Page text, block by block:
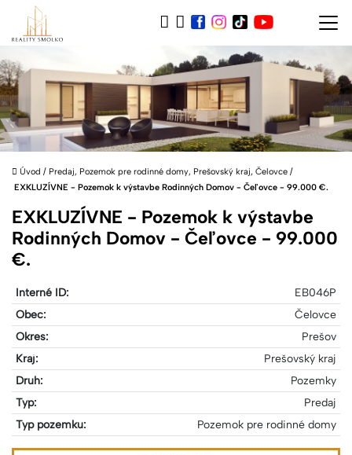
Úvod / Predaj, Pozemok pre rodinné domy, Prešovský kraj, Čelovce /
EXKLUZÍVNE - Pozemok k výstavbe Rodinných Domov - Čeľovce - 99.000 €.
EXKLUZÍVNE - Pozemok k výstavbe
Rodinných Domov - Čeľovce - 99.000
€.
Interné ID:
EB046P
Obec:
Čelovce
Okres:
Prešov
Kraj:
Prešovský kraj
Druh:
Pozemky
Typ:
Predaj
Typ pozemku:
Pozemok pre rodinné domy